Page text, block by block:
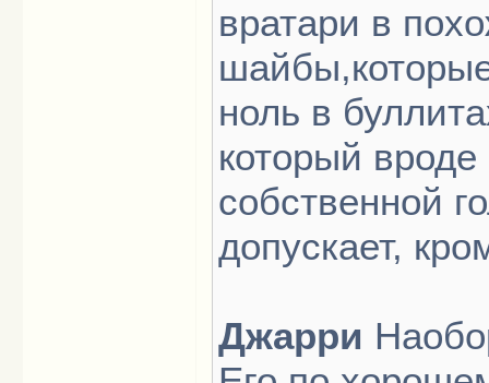
вратари в
ноль в
который
собственной
допускает,
Джарри